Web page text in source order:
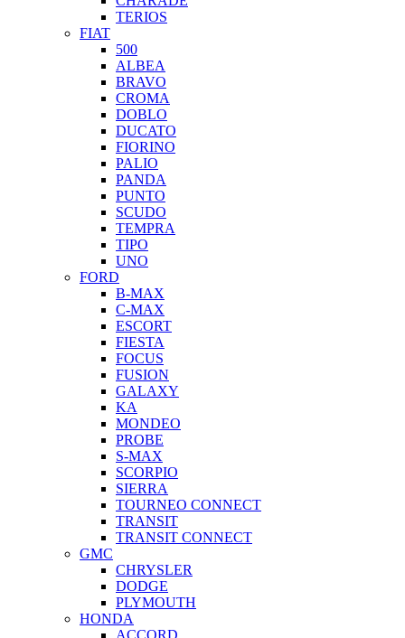
TERIOS
FIAT
500
ALBEA
BRAVO
CROMA
DOBLO
DUCATO
FIORINO
PALIO
PANDA
PUNTO
SCUDO
TEMPRA
TIPO
UNO
FORD
B-MAX
C-MAX
ESCORT
FIESTA
FOCUS
FUSION
GALAXY
KA
MONDEO
PROBE
S-MAX
SCORPIO
SIERRA
TOURNEO CONNECT
TRANSIT
TRANSIT CONNECT
GMC
CHRYSLER
DODGE
PLYMOUTH
HONDA
ACCORD